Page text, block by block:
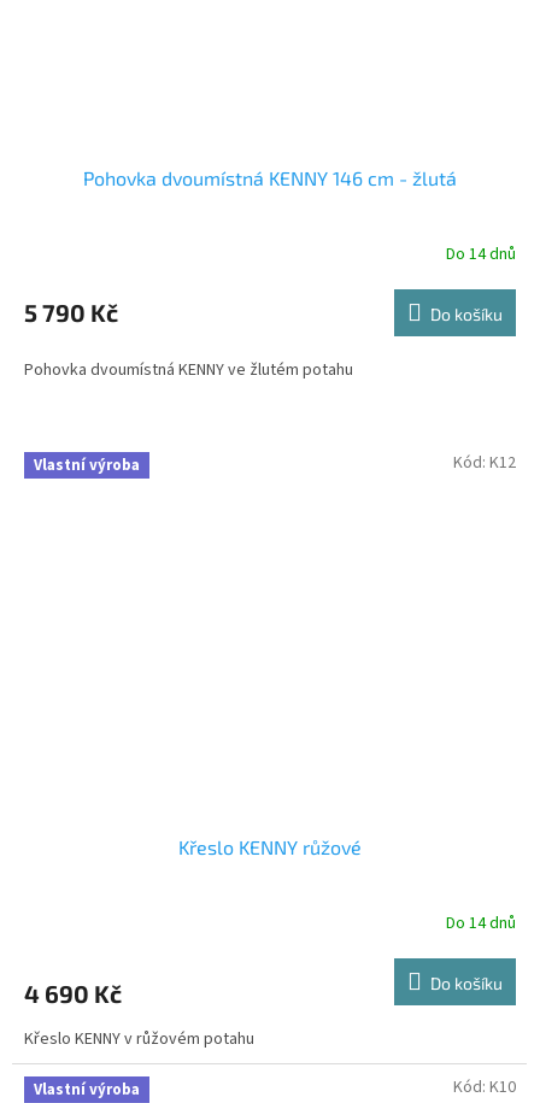
Pohovka dvoumístná KENNY 146 cm - žlutá
Do 14 dnů
5 790 Kč Do košíku
Pohovka dvoumístná KENNY ve žlutém potahu
Vlastní výroba
Křeslo KENNY růžové
Do 14 dnů
4 690 Kč Do košíku
Křeslo KENNY v růžovém potahu
Kód: K12
Vlastní výroba Kód: K10